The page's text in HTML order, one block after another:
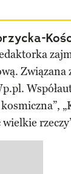
Związana
wielkie